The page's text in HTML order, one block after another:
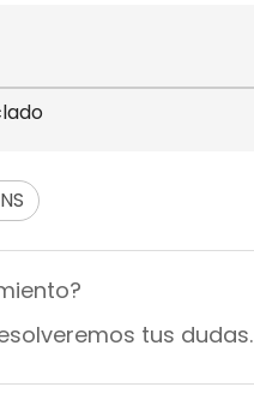
tus dudas.